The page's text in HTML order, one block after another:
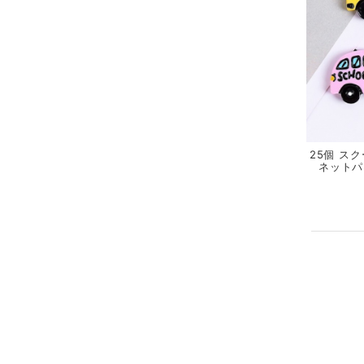
25個 スク
ネット